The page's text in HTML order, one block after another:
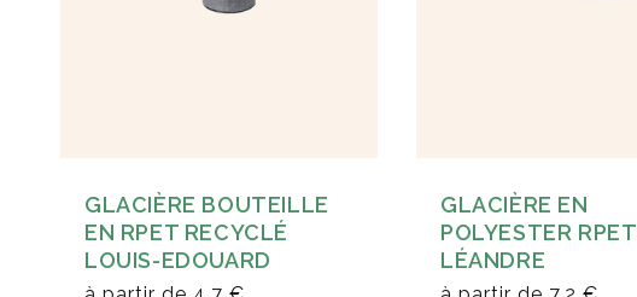
GLACIÈRE BOUTEILLE
EN RPET RECYCLÉ
LOUIS-EDOUARD
GLACIÈRE EN
POLYESTER RPET
LÉANDRE